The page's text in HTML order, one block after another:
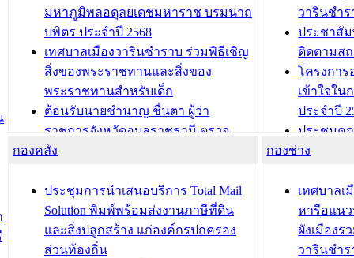
มหาภูมิพลอดุลยเดชมหาราช บรมนาถ
บพิตร ประจำปี 2568
เทศบาลเมืองวารินชำราบ ร่วมพิธีเชิญ
สิ่งของพระราชทานและสิ่งของ
พระราชทานสำหรับเด็ก
ต้อนรับนายชำนาญ ชื่นตา ผู้ว่า
ราชการจังหวัดอุบลราชธานี ตรวจ
ความเรียบร้อยของสถานที่ในการเตรี
องคมนตรี
สำนักทะเบียนท้องถิ่นเทศบาลเมือง
วารินชำราบ ดำเนินการมอบทะเบียน
บ้าน ทร.14 และบัตรประจำตัว
วารินชำร
ประชาสัม
ติดตามส
โครงกา
เข้าใจใน
ประจำปี
ประชุมค
ความเสี่ย
ประชุมที
ชีวา สร้า
ขับเคลื่อน
“เมืองแห่
กองคลัง
ประชุมการนำเสนอบริการ Total Mail
Solution พิมพ์พร้อมส่งงานภาษีที่ดิน
และสิ่งปลูกสร้าง แก่องค์กรปกครอง
ส่วนท้องถิ่น
กองช่าง
เทศบาลเ
หารือแน
ผังเมืองร
วารินชำร